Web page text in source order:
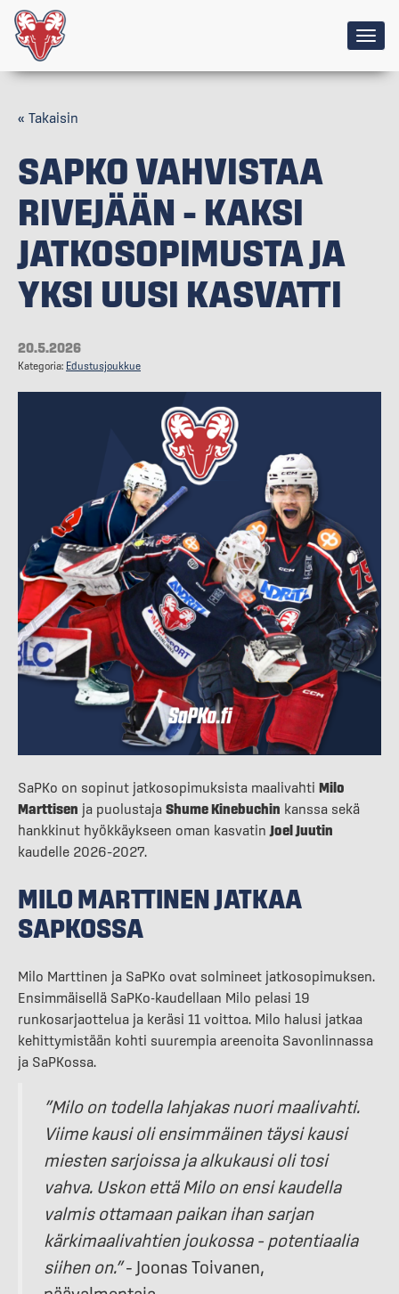
« Takaisin
SAPKO VAHVISTAA
RIVEJÄÄN – KAKSI
JATKOSOPIMUSTA JA
YKSI UUSI KASVATTI
20.5.2026
Kategoria: Edustusjoukkue
SaPKo on sopinut jatkosopimuksista maalivahti Milo
Marttisen ja puolustaja Shume Kinebuchin kanssa sekä
hankkinut hyökkäykseen oman kasvatin Joel Juutin
kaudelle 2026–2027.
MILO MARTTINEN JATKAA
SAPKOSSA
Milo Marttinen ja SaPKo ovat solmineet jatkosopimuksen.
Ensimmäisellä SaPKo-kaudellaan Milo pelasi 19
runkosarjaottelua ja keräsi 11 voittoa. Milo halusi jatkaa
kehittymistään kohti suurempia areenoita Savonlinnassa
ja SaPKossa.
”Milo on todella lahjakas nuori maalivahti.
Viime kausi oli ensimmäinen täysi kausi
miesten sarjoissa ja alkukausi oli tosi
vahva. Uskon että Milo on ensi kaudella
valmis ottamaan paikan ihan sarjan
kärkimaalivahtien joukossa – potentiaalia
siihen on.”– Joonas Toivanen,